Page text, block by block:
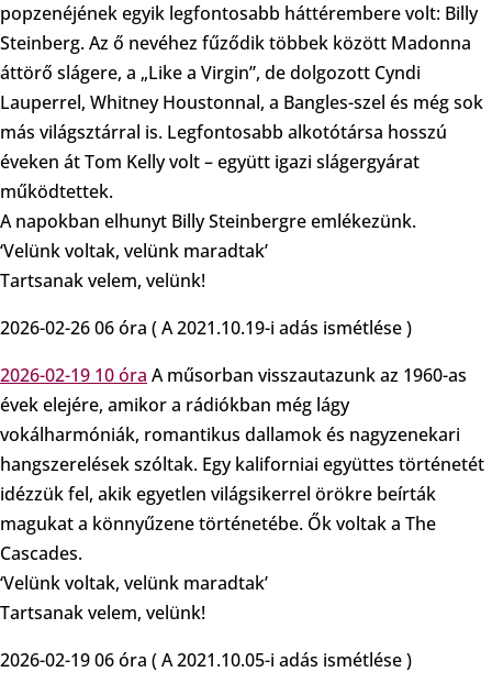
popzenéjének egyik legfontosabb háttérembere volt: Billy
Steinberg. Az ő nevéhez fűződik többek között Madonna
áttörő slágere, a „Like a Virgin”, de dolgozott Cyndi
Lauperrel, Whitney Houstonnal, a Bangles-szel és még sok
más világsztárral is. Legfontosabb alkotótársa hosszú
éveken át Tom Kelly volt – együtt igazi slágergyárat
működtettek.
A napokban elhunyt Billy Steinbergre emlékezünk.
‘Velünk voltak, velünk maradtak’
Tartsanak velem, velünk!
2026-02-26 06 óra ( A 2021.10.19-i adás ismétlése )
2026-02-19 10 óra A műsorban visszautazunk az 1960-as
évek elejére, amikor a rádiókban még lágy
vokálharmóniák, romantikus dallamok és nagyzenekari
hangszerelések szóltak. Egy kaliforniai együttes történetét
idézzük fel, akik egyetlen világsikerrel örökre beírták
magukat a könnyűzene történetébe. Ők voltak a The
Cascades.
‘Velünk voltak, velünk maradtak’
Tartsanak velem, velünk!
2026-02-19 06 óra ( A 2021.10.05-i adás ismétlése )